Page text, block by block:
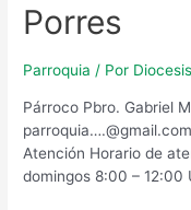
Porres
Parroquia / Por
Párroco Pbro. Gabriel
Atención​ Horario de
domingos 8:00 – 12:00